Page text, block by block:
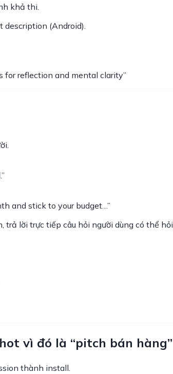
khả thi.
(Android).
for reflection and mental clarity”
and stick to your budget…”
lời trực tiếp câu hỏi người dùng có thể hỏi.
vì đó là “pitch bán hàng”
thành install.